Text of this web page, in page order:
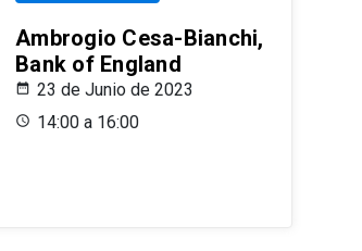
Ambrogio Cesa-Bianchi,
Bank of England
23 de Junio de 2023
14:00 a 16:00